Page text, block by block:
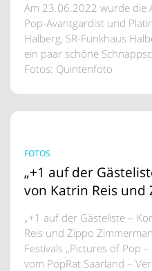
Am 23.06.2022 wurde die
Pop-Avantgardist und
Halberg, SR-Funkhaus
ein paar schöne
Fotos: Quintenfoto
FOTOS
„+1 auf der
von Katrin Reis
„+1 auf der Gästeliste –
Reis und Zippo
Festivals „Pictures of Pop
vom PopRat Saarland –